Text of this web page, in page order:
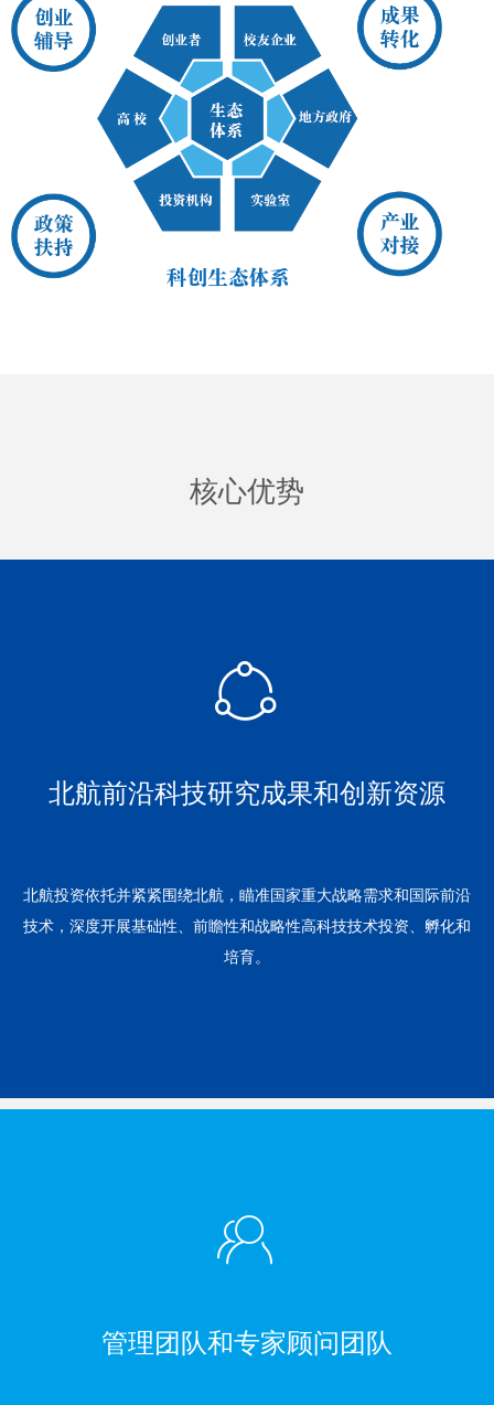
核心优势
北航前沿科技研究成果和创新资源
北航投资依托并紧紧围绕北航，瞄准国家重大战略需求和国际前沿
技术，深度开展基础性、前瞻性和战略性高科技技术投资、孵化和
培育。
ꁢ
管理团队和专家顾问团队
ꁘ